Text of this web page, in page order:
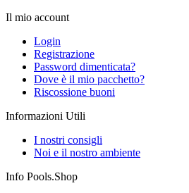
Il mio account
Login
Registrazione
Password dimenticata?
Dove è il mio pacchetto?
Riscossione buoni
Informazioni Utili
I nostri consigli
Noi e il nostro ambiente
Info Pools.Shop